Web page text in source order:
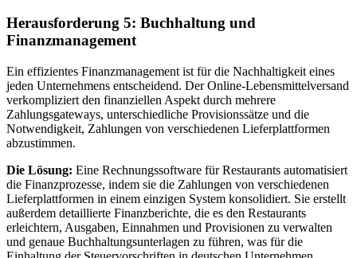
Herausforderung 5: Buchhaltung und
Finanzmanagement
Ein effizientes Finanzmanagement ist für die Nachhaltigkeit eines
jeden Unternehmens entscheidend. Der Online-Lebensmittelversand
verkompliziert den finanziellen Aspekt durch mehrere
Zahlungsgateways, unterschiedliche Provisionssätze und die
Notwendigkeit, Zahlungen von verschiedenen Lieferplattformen
abzustimmen.
Die Lösung: Eine Rechnungssoftware für Restaurants automatisiert
die Finanzprozesse, indem sie die Zahlungen von verschiedenen
Lieferplattformen in einem einzigen System konsolidiert. Sie erstellt
außerdem detaillierte Finanzberichte, die es den Restaurants
erleichtern, Ausgaben, Einnahmen und Provisionen zu verwalten
und genaue Buchhaltungsunterlagen zu führen, was für die